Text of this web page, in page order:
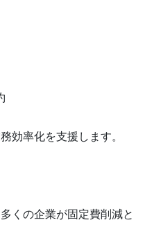
効率化を支援します。
くの企業が固定費削減と